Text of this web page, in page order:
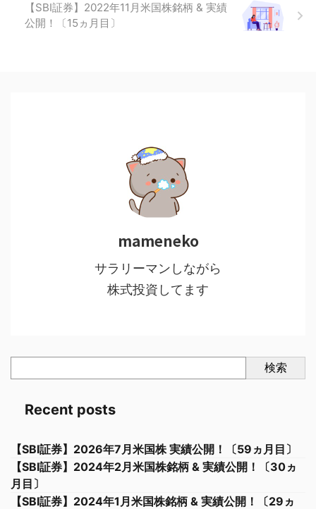
【SBI証券】2022年11月米国株銘柄 & 実績
公開！〔15ヵ月目〕
mameneko
サラリーマンしながら
株式投資してます
検索
Recent posts
【SBI証券】2026年7月米国株 実績公開！〔59ヵ月目〕
【SBI証券】2024年2月米国株銘柄 & 実績公開！〔30ヵ
月目〕
【SBI証券】2024年1月米国株銘柄 & 実績公開！〔29ヵ